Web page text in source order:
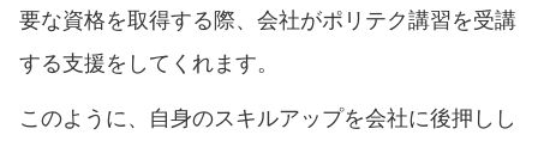
要な資格を取得する際、会社がポリテク講習を受講
する支援をしてくれます。
このように、自身のスキルアップを会社に後押しし